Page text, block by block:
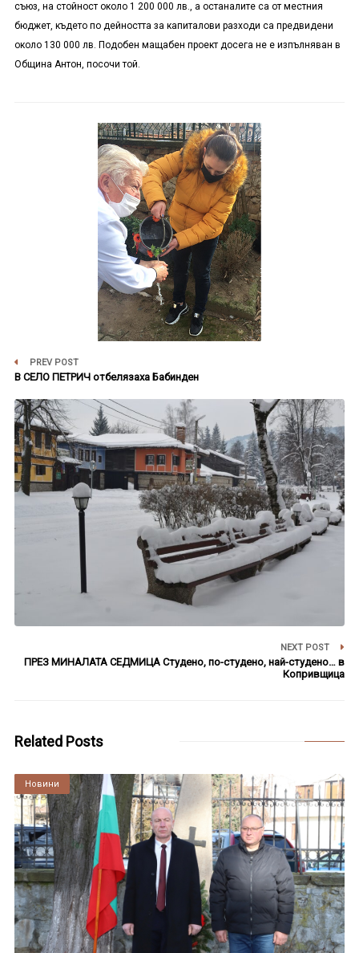
съюз, на стойност около 1 200 000 лв., а останалите са от местния
бюджет, където по дейността за капиталови разходи са предвидени
около 130 000 лв. Подобен мащабен проект досега не е изпълняван в
Община Антон, посочи той.
PREV POST
В СЕЛО ПЕТРИЧ отбелязаха Бабинден
NEXT POST
ПРЕЗ МИНАЛАТА СЕДМИЦА Студено, по-студено, най-студено… в
Копривщица
Related Posts
Култура
Новини